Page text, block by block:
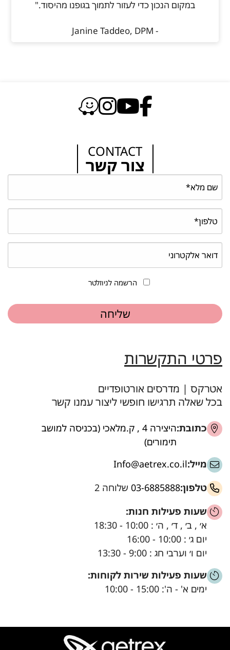
במקום הנכון כדי לעזור לתמוך בגופנו מהיסוד."
- Janine Taddeo, DPM
CONTACT
צור קשר
הרשמה לניוזלטר
פרטי התקשרות
אטרקס | מדרסים אורטופדיים
בכל שאלה תרגישו חופשי ליצור עמנו קשר
כתובת:
היצירה 4 , ק.מלאכי (בכניסה למושב
תימורים)
מייל:Info@aetrex.co.il
טלפון:03-6885888 שלוחה 2
שעות פעילות חנות:
א׳ , ב׳ , ד׳ , ה׳ : 10:00 - 18:30
יום ג׳ : 10:00 - 16:00
יום ו׳ וערבי חג : 9:00 - 13:30
שעות פעילות שירות לקוחות:
ימים א' - ה': 15:00 - 10:00